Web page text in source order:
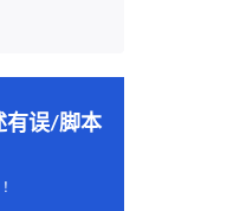
有误/脚本